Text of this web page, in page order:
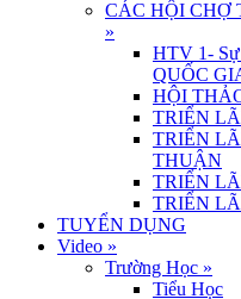
CÁC HỘI CHỢ
»
HTV 1-
QUỐC
HỘI
TRIỂN
TRIỂN
THUẬN
TRIỂN
TRIỂN
TUYỂN DỤNG
Video »
Trường Học »
Tiểu Học